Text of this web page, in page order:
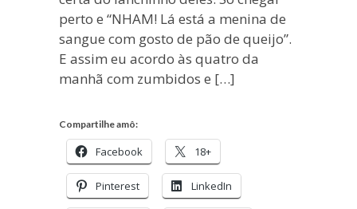
perto e “NHAM! Lá está a menina de
sangue com gosto de pão de queijo”.
E assim eu acordo às quatro da
manhã com zumbidos e […]
Compartilhe amô:
Facebook 18+
Pinterest LinkedIn